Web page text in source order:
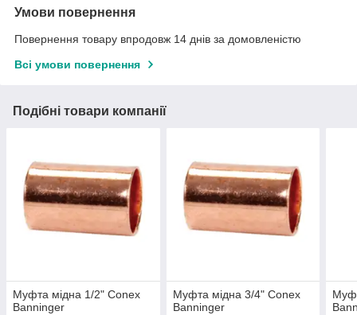
Умови повернення
Повернення товару впродовж 14 днів за домовленістю
Всі умови повернення
Подібні товари компанії
Муфта мідна 1/2" Conex
Banninger
Муфта мідна 3/4" Conex
Banninger